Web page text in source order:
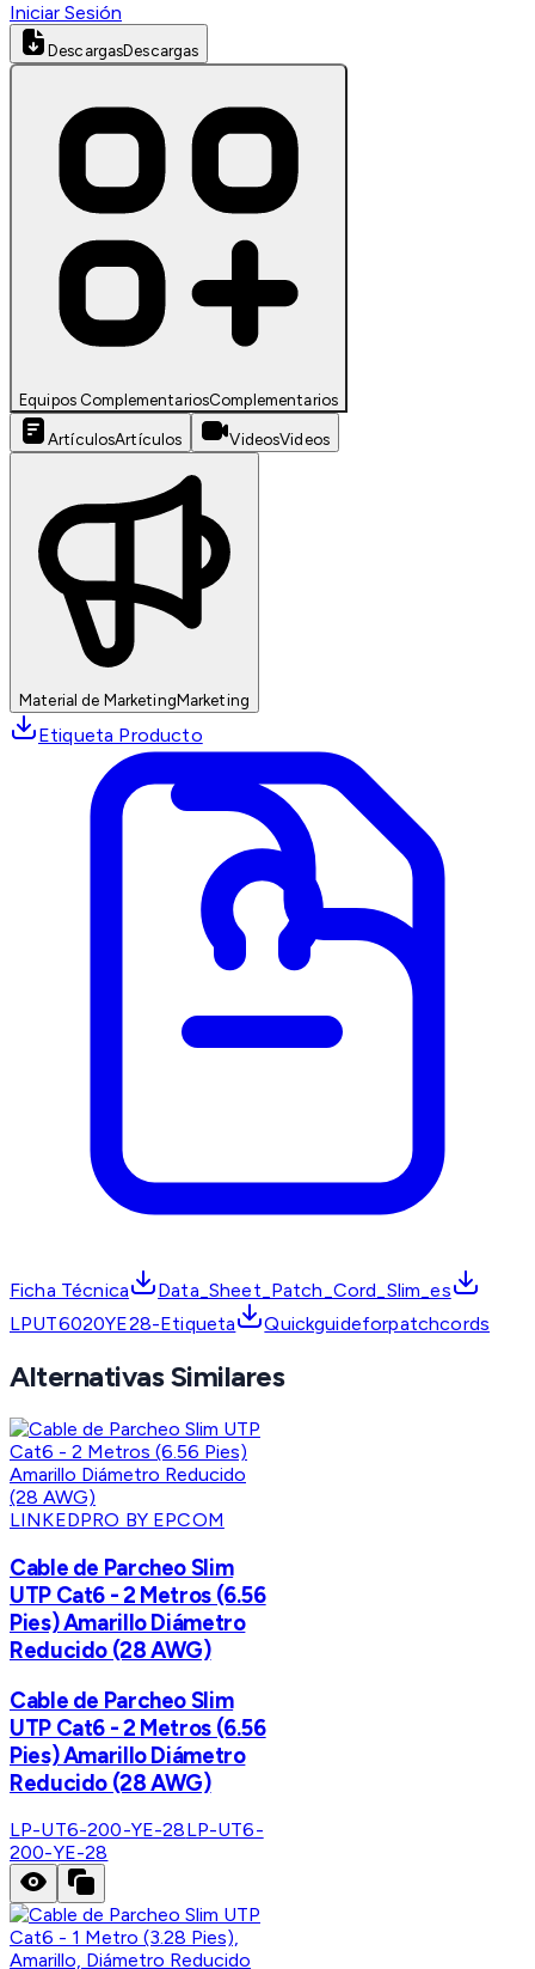
Iniciar Sesión
DescargasDescargas
Equipos ComplementariosComplementarios
ArtículosArtículos VideosVideos
Material de MarketingMarketing
Etiqueta Producto
Ficha Técnica
Data_Sheet_Patch_Cord_Slim_es
LPUT6020YE28-Etiqueta
Quickguideforpatchcords
Alternativas Similares
LINKEDPRO BY EPCOM
Cable de Parcheo Slim
UTP Cat6 - 2 Metros (6.56
Pies) Amarillo Diámetro
Reducido (28 AWG)
Cable de Parcheo Slim
UTP Cat6 - 2 Metros (6.56
Pies) Amarillo Diámetro
Reducido (28 AWG)
LP-UT6-200-YE-28LP-UT6-
200-YE-28